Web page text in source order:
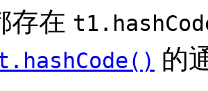
存在
的